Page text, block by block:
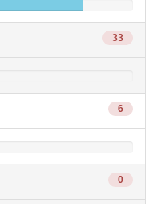
33
6
0